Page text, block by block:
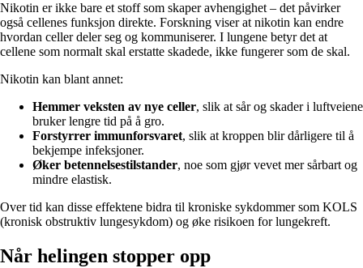
Nikotin er ikke bare et stoff som skaper avhengighet – det påvirker
også cellenes funksjon direkte. Forskning viser at nikotin kan endre
hvordan celler deler seg og kommuniserer. I lungene betyr det at
cellene som normalt skal erstatte skadede, ikke fungerer som de skal.
Nikotin kan blant annet:
Hemmer veksten av nye celler, slik at sår og skader i luftveiene
bruker lengre tid på å gro.
Forstyrrer immunforsvaret, slik at kroppen blir dårligere til å
bekjempe infeksjoner.
Øker betennelsestilstander, noe som gjør vevet mer sårbart og
mindre elastisk.
Over tid kan disse effektene bidra til kroniske sykdommer som KOLS
(kronisk obstruktiv lungesykdom) og øke risikoen for lungekreft.
Når helingen stopper opp